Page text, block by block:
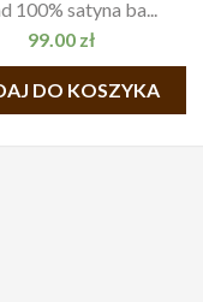
100% satyna ba...
99.00 zł
DO KOSZYKA